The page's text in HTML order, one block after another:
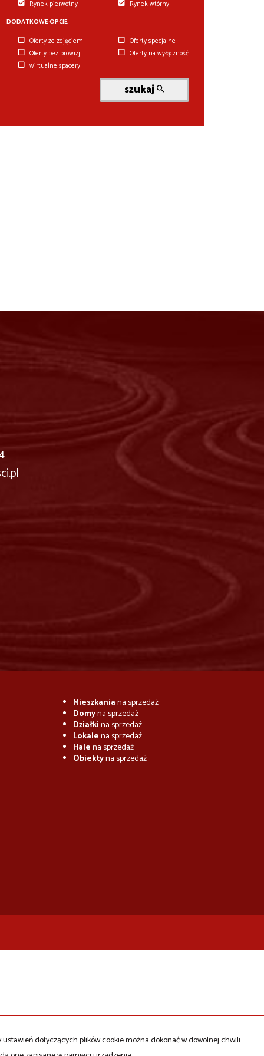
Rynek pierwotny
Rynek wtórny
DODATKOWE OPCJE
Oferty ze zdjęciem
Oferty specjalne
Oferty bez prowizji
Oferty na wyłączność
wirtualne spacery
szukaj
Mieszkaniana sprzedaż
Domyna sprzedaż
Działkina sprzedaż
Lokalena sprzedaż
Halena sprzedaż
Obiektyna sprzedaż
dotyczących plików cookie można dokonać w dowolnej chwili